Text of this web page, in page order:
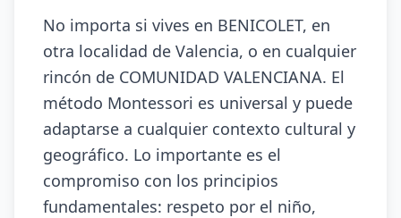
No importa si vives en BENICOLET, en
otra localidad de Valencia, o en cualquier
rincón de COMUNIDAD VALENCIANA. El
método Montessori es universal y puede
adaptarse a cualquier contexto cultural y
geográfico. Lo importante es el
compromiso con los principios
fundamentales: respeto por el niño,